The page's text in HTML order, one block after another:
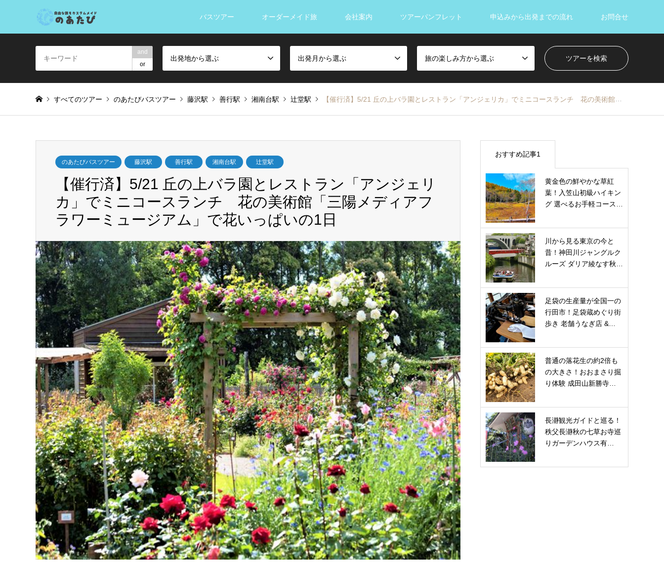
バスツアー オーダーメイド旅 会社案内 ツアーパンフレット 申込みから出発までの流れ お問合せ
and
or
出発地から選ぶ 出発月から選ぶ 旅の楽しみ方から選ぶ
すべてのツアー のあたびバスツアー 藤沢駅 善行駅 湘南台駅 辻堂駅 【催行済】5/21 丘の上バラ園とレストラン「アンジェリカ」でミニコースランチ 花の美術館「三陽メディアフラワーミュージアム」で花いっぱいの1日
のあたびバスツアー 藤沢駅 善行駅 湘南台駅 辻堂駅
【催行済】5/21 丘の上バラ園とレストラン「アンジェリ
カ」でミニコースランチ 花の美術館「三陽メディアフ
ラワーミュージアム」で花いっぱいの1日
おすすめ記事1
黄金色の鮮やかな草紅
葉！入笠山初級ハイキン
グ 選べるお手軽コース…
川から見る東京の今と
昔！神田川ジャングルク
ルーズ ダリア綾なす秋…
足袋の生産量が全国一の
行田市！足袋蔵めぐり街
歩き 老舗うなぎ店 &…
普通の落花生の約2倍も
の大きさ！おおまさり掘
り体験 成田山新勝寺…
長瀞観光ガイドと巡る！
秩父長瀞秋の七草お寺巡
りガーデンハウス有…